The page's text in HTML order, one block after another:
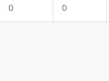
0 0